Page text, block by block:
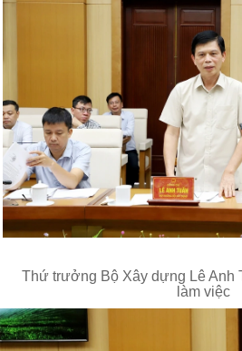
Thứ trưởng Bộ Xây dựng Lê Anh
làm việc